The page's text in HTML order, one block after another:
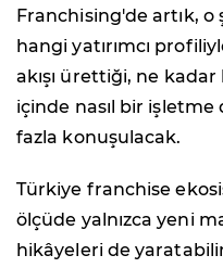
Franchising'de artık, o
hangi yatırımcı
akışı ürettiği, ne
içinde nasıl bir
fazla konuşulacak.
Türkiye franchise
ölçüde yalnızca yeni
hikâyeleri de